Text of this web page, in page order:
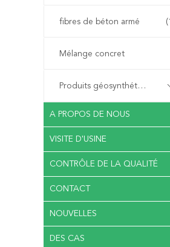
fibres de béton armé
Mélange concret
Produits géosynthétiques
A PROPOS DE NOUS
VISITE D'USINE
CONTRÔLE DE LA QUALITÉ
CONTACT
NOUVELLES
DES CAS